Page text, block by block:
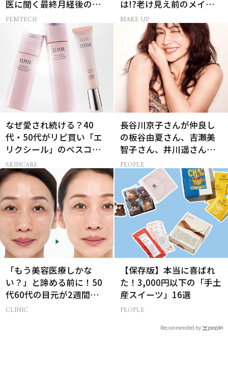
医に聞く最終月経後の出
血の対処法
FEMTECH
は!?老け見え前のメイク
くずれ＆くすみ対策
MAKE UP
なぜ愛され続ける？40
代・50代がリピ買い「エ
リクシール」のベスコス
受賞名品3選
SKINCARE
長谷川京子さんが仲良し
の板谷由夏さん、吉瀬美
智子さん、井川遥さんと
集まる理由は…
PEOPLE
「もう美容医療しかな
い？」と諦める前に！50
代60代の目元が2週間で変
化した神レチノール
CLINIC
【保存版】本当に喜ばれ
た！3,000円以下の「手土
産スイーツ」16選
PEOPLE
Recommended by